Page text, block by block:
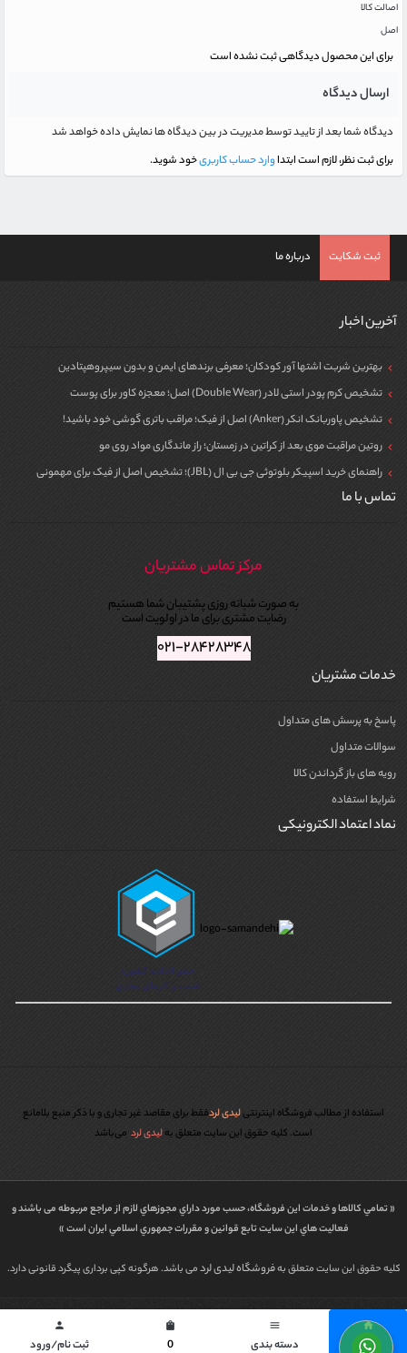
اصالت کالا
اصل
برای این محصول دیدگاهی ثبت نشده است
ارسال دیدگاه
دیدگاه شما بعد از تایید توسط مدیریت در بین دیدگاه ها نمایش داده خواهد شد
برای ثبت نظر، لازم است ابتداوارد حساب کاربریخود شوید.
ثبت شکایت درباره ما
آخرین اخبار
بهترین شربت اشتها آور کودکان؛ معرفی برندهای ایمن و بدون سیپروهپتادین
تشخیص کرم پودر استی لادر (Double Wear) اصل؛ معجزه کاور برای پوست
تشخیص پاوربانک انکر (Anker) اصل از فیک؛ مراقب باتری گوشی خود باشید!
روتین مراقبت موی بعد از کراتین در زمستان؛ راز ماندگاری مواد روی مو
راهنمای خرید اسپیکر بلوتوثی جی بی ال (JBL)؛ تشخیص اصل از فیک برای مهمونی
تماس با ما
مرکز تماس مشتریان
به صورت شبانه روزی پشتیبان شما هستیم
رضایت مشتری برای ما در اولویت است
۰۲۱-۲۸۴۲۸۳۴۸
خدمات مشتریان
پاسخ به پرسش های متداول
سوالات متداول
رویه های باز گرداندن کالا
شرایط استفاده
نماد اعتماد الکترونیکی
استفاده از مطالب فروشگاه اینترنتیلیدی لردفقط برای مقاصد غیر تجاری و با ذکر منبع بلامانع
است. کليه حقوق اين سايت متعلق بهلیدی لرد می‌باشد
« تمامي كالاها و خدمات اين فروشگاه، حسب مورد داراي مجوزهاي لازم از مراجع مربوطه می باشند و
فعاليت هاي اين سايت تابع قوانين و مقررات جمهوري اسلامي ايران است »
کلیه حقوق این سایت متعلق بهفروشگاه لیدی لردمی باشد. هرگونه کپی برداری پیگرد قانونی دارد.
طراحی شده توسط | پاورگرافhome
خانه
menu
دسته بندی
shopping_bag
0
person
ثبت نام/ورود